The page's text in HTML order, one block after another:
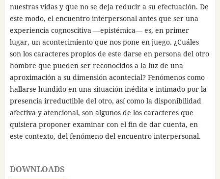
nuestras vidas y que no se deja reducir a su efectuación. De
este modo, el encuentro interpersonal antes que ser una
experiencia cognoscitiva —epistémica— es, en primer
lugar, un acontecimiento que nos pone en juego. ¿Cuáles
son los caracteres propios de este darse en persona del otro
hombre que pueden ser reconocidos a la luz de una
aproximación a su dimensión acontecial? Fenómenos como
hallarse hundido en una situación inédita e intimado por la
presencia irreductible del otro, así como la disponibilidad
afectiva y atencional, son algunos de los caracteres que
quisiera proponer examinar con el fin de dar cuenta, en
este contexto, del fenómeno del encuentro interpersonal.
DOWNLOADS